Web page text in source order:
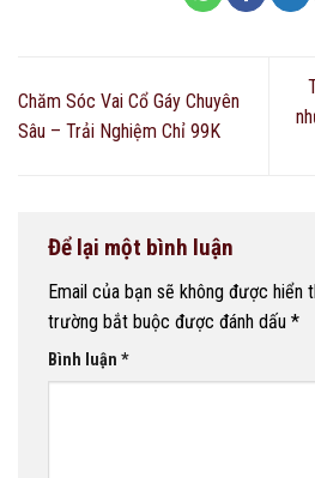
Chăm Sóc Vai Cổ Gáy Chuyên
Sâu – Trải Nghiệm Chỉ 99K
Để lại một bình luận
Email của bạn sẽ không được hiển
trường bắt buộc được đánh dấu *
Bình luận *